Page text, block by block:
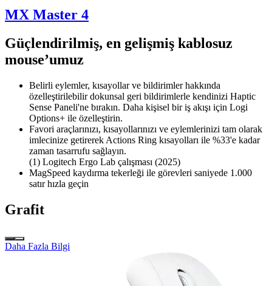
MX Master 4
Güçlendirilmiş, en gelişmiş kablosuz
mouse’umuz
Belirli eylemler, kısayollar ve bildirimler hakkında
özelleştirilebilir dokunsal geri bildirimlerle kendinizi Haptic
Sense Paneli'ne bırakın. Daha kişisel bir iş akışı için Logi
Options+ ile özelleştirin.
Favori araçlarınızı, kısayollarınızı ve eylemlerinizi tam olarak
imlecinize getirerek Actions Ring kısayolları ile %33'e kadar
zaman tasarrufu sağlayın.
(1) Logitech Ergo Lab çalışması (2025)
MagSpeed kaydırma tekerleği ile görevleri saniyede 1.000
satır hızla geçin
Grafit
Daha Fazla Bilgi